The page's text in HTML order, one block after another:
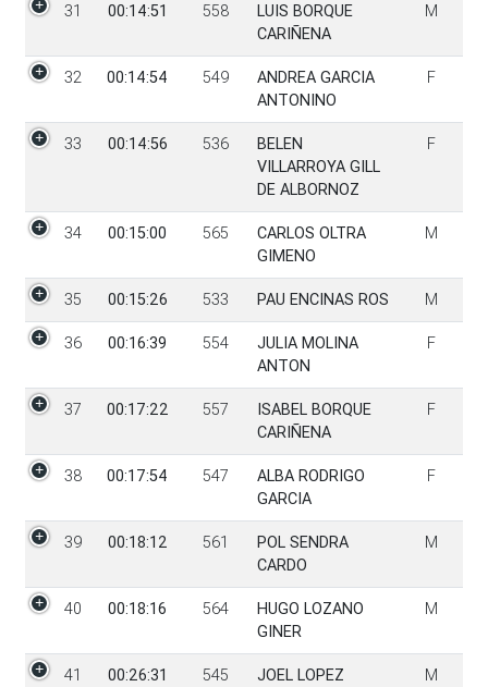
31 00:14:51 558
LUIS BORQUE
CARIÑENA
M
32 00:14:54 549
ANDREA GARCIA
ANTONINO
F
33 00:14:56 536
BELEN
VILLARROYA GILL
DE ALBORNOZ
F
34 00:15:00 565
CARLOS OLTRA
GIMENO
M
35 00:15:26 533 PAU ENCINAS ROS M
36 00:16:39 554
JULIA MOLINA
ANTON
F
37 00:17:22 557
ISABEL BORQUE
CARIÑENA
F
38 00:17:54 547
ALBA RODRIGO
GARCIA
F
39 00:18:12 561
POL SENDRA
CARDO
M
40 00:18:16 564
HUGO LOZANO
GINER
M
41 00:26:31 545
JOEL LOPEZ
M